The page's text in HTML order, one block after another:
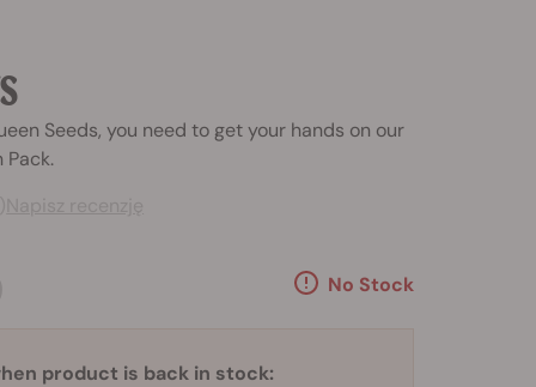
Seeds, you need to get your hands on our
Pack.
No Stock
product is back in stock: